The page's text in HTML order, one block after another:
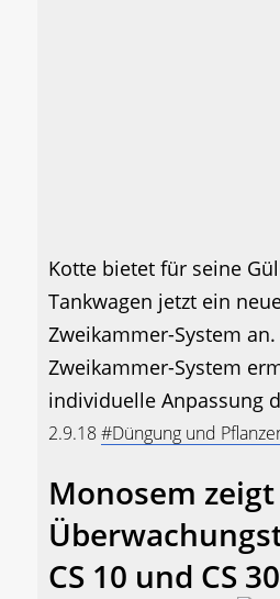
Kotte bietet für seine
Tankwagen jetzt ein
Zweikammer-System an.
Zweikammer-System
individuelle Anpassung
2.9.18#Düngung und
Monosem
CS 10 und CS 30